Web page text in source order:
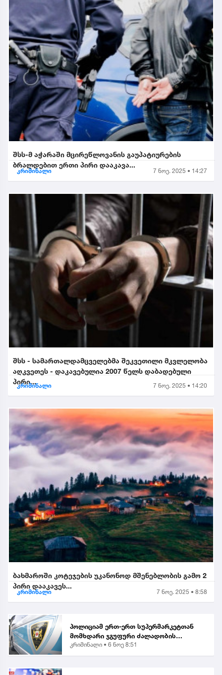
შსს-მ აჭარაში მცირეწლოვანის გაუპატიურების
ბრალდებით ერთი პირი დააკავა...
კრიმინალი 7 ნოე. 2025 • 14:27
შსს - სამართალდამცველებმა შეკვეთილი მკვლელობა
აღკვეთეს - დაკავებულია 2007 წელს დაბადებული
პირი...
კრიმინალი 7 ნოე. 2025 • 14:20
ბახმაროში კოტეჯების უკანონოდ მშენებლობის გამო 2
პირი დააკავეს...
კრიმინალი 7 ნოე. 2025 • 8:58
პოლიციამ ერთ-ერთ სუპერმარკეტთან
მომხდარი ჯგუფური ძალადობის
ორგანიზებისა და მასში მონაწილეობის
კრიმინალი • 6 ნოე 8:51